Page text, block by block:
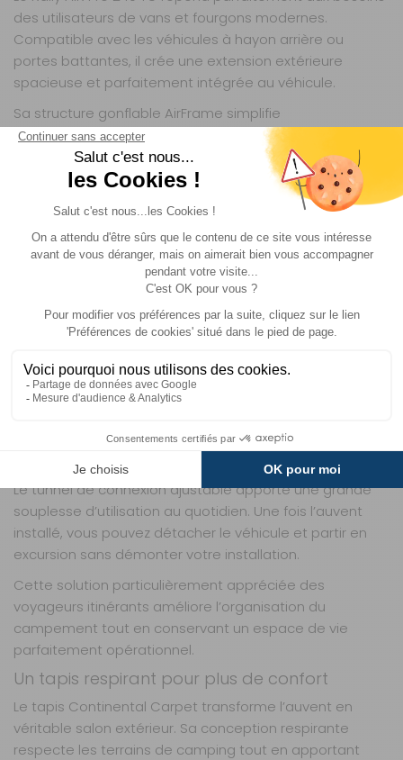
des utilisateurs de vans et fourgons modernes.
Compatible avec les véhicules à hayon arrière ou
portes battantes, il crée une extension extérieure
spacieuse et parfaitement intégrée au véhicule.
Sa structure gonflable AirFrame simplifie
considérablement le montage et réduit le temps
d’installation sur camping ou aire naturelle.
Une conception robuste pour voyager toute
l’année
Le tissu technique Weathershield™ Pro développé par
Dometic offre une excellente résistance aux
intempéries, aux UV et à l’usure extérieure. Cette
conception haut de gamme garantit une tenue fiable
même lors des séjours prolongés ou des conditions
météo plus exigeantes.
Les ouvertures latérales généreuses favorisent
également une circulation d’air optimale afin de
TUNNEL RÉGLABLE ET DÉTACHABLE : LIBERTÉ
MAXIMALE
Le tunnel de connexion ajustable apporte une grande
souplesse d’utilisation au quotidien. Une fois l’auvent
installé, vous pouvez détacher le véhicule et partir en
excursion sans démonter votre installation.
Cette solution particulièrement appréciée des
voyageurs itinérants améliore l’organisation du
campement tout en conservant un espace de vie
parfaitement opérationnel.
Un tapis respirant pour plus de confort
Le tapis Continental Carpet transforme l’auvent en
véritable salon extérieur. Sa conception respirante
respecte les terrains de camping tout en apportant